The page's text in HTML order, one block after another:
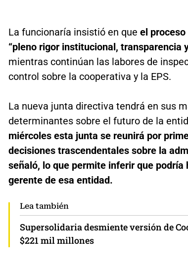
La funcionaría insistió en que el
“pleno rigor institucional, transparencia
mientras continúan las labores de
control sobre la cooperativa y la EPS.
La nueva junta directiva tendrá en sus
determinantes sobre el futuro de la
miércoles esta junta se reunirá por
decisiones trascendentales sobre la
señaló, lo que permite inferir que podría
gerente de esa entidad.
Lea también
Supersolidaria desmiente versión de
$221 mil millones